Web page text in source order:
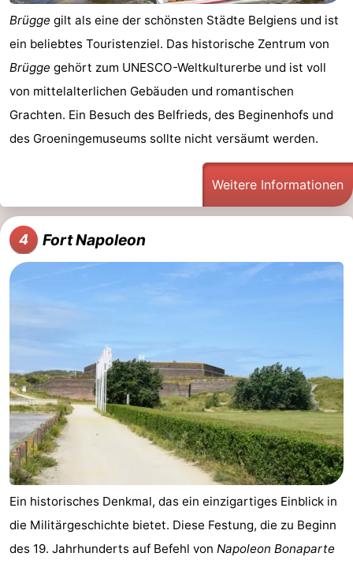
Brügge gilt als eine der schönsten Städte Belgiens und ist
ein beliebtes Touristenziel. Das historische Zentrum von
Brügge gehört zum UNESCO-Weltkulturerbe und ist voll
von mittelalterlichen Gebäuden und romantischen
Grachten. Ein Besuch des Belfrieds, des Beginenhofs und
des Groeningemuseums sollte nicht versäumt werden.
Weitere Informationen
4 Fort Napoleon
Ein historisches Denkmal, das ein einzigartiges Einblick in
die Militärgeschichte bietet. Diese Festung, die zu Beginn
des 19. Jahrhunderts auf Befehl von Napoleon Bonaparte